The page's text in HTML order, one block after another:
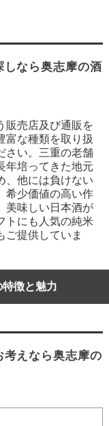
しなら奥志摩の酒
販売店及び通販を
富な種類を取り扱
さい。三重の老舗
年培ってきた地元
、他には負けない
希少価値の高い作
美味しい日本酒が
トにも人気の純米
ご提供していま
特徴と魅力
考えなら奥志摩の